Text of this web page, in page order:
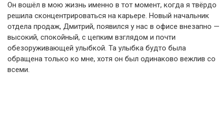
Он вошёл в мою жизнь именно в тот момент, когда я твёрдо
решила сконцентрироваться на карьере. Новый начальник
отдела продаж, Дмитрий, появился у нас в офисе внезапно —
высокий, спокойный, с цепким взглядом и почти
обезоруживающей улыбкой. Та улыбка будто была
обращена только ко мне, хотя он был одинаково вежлив со
всеми.